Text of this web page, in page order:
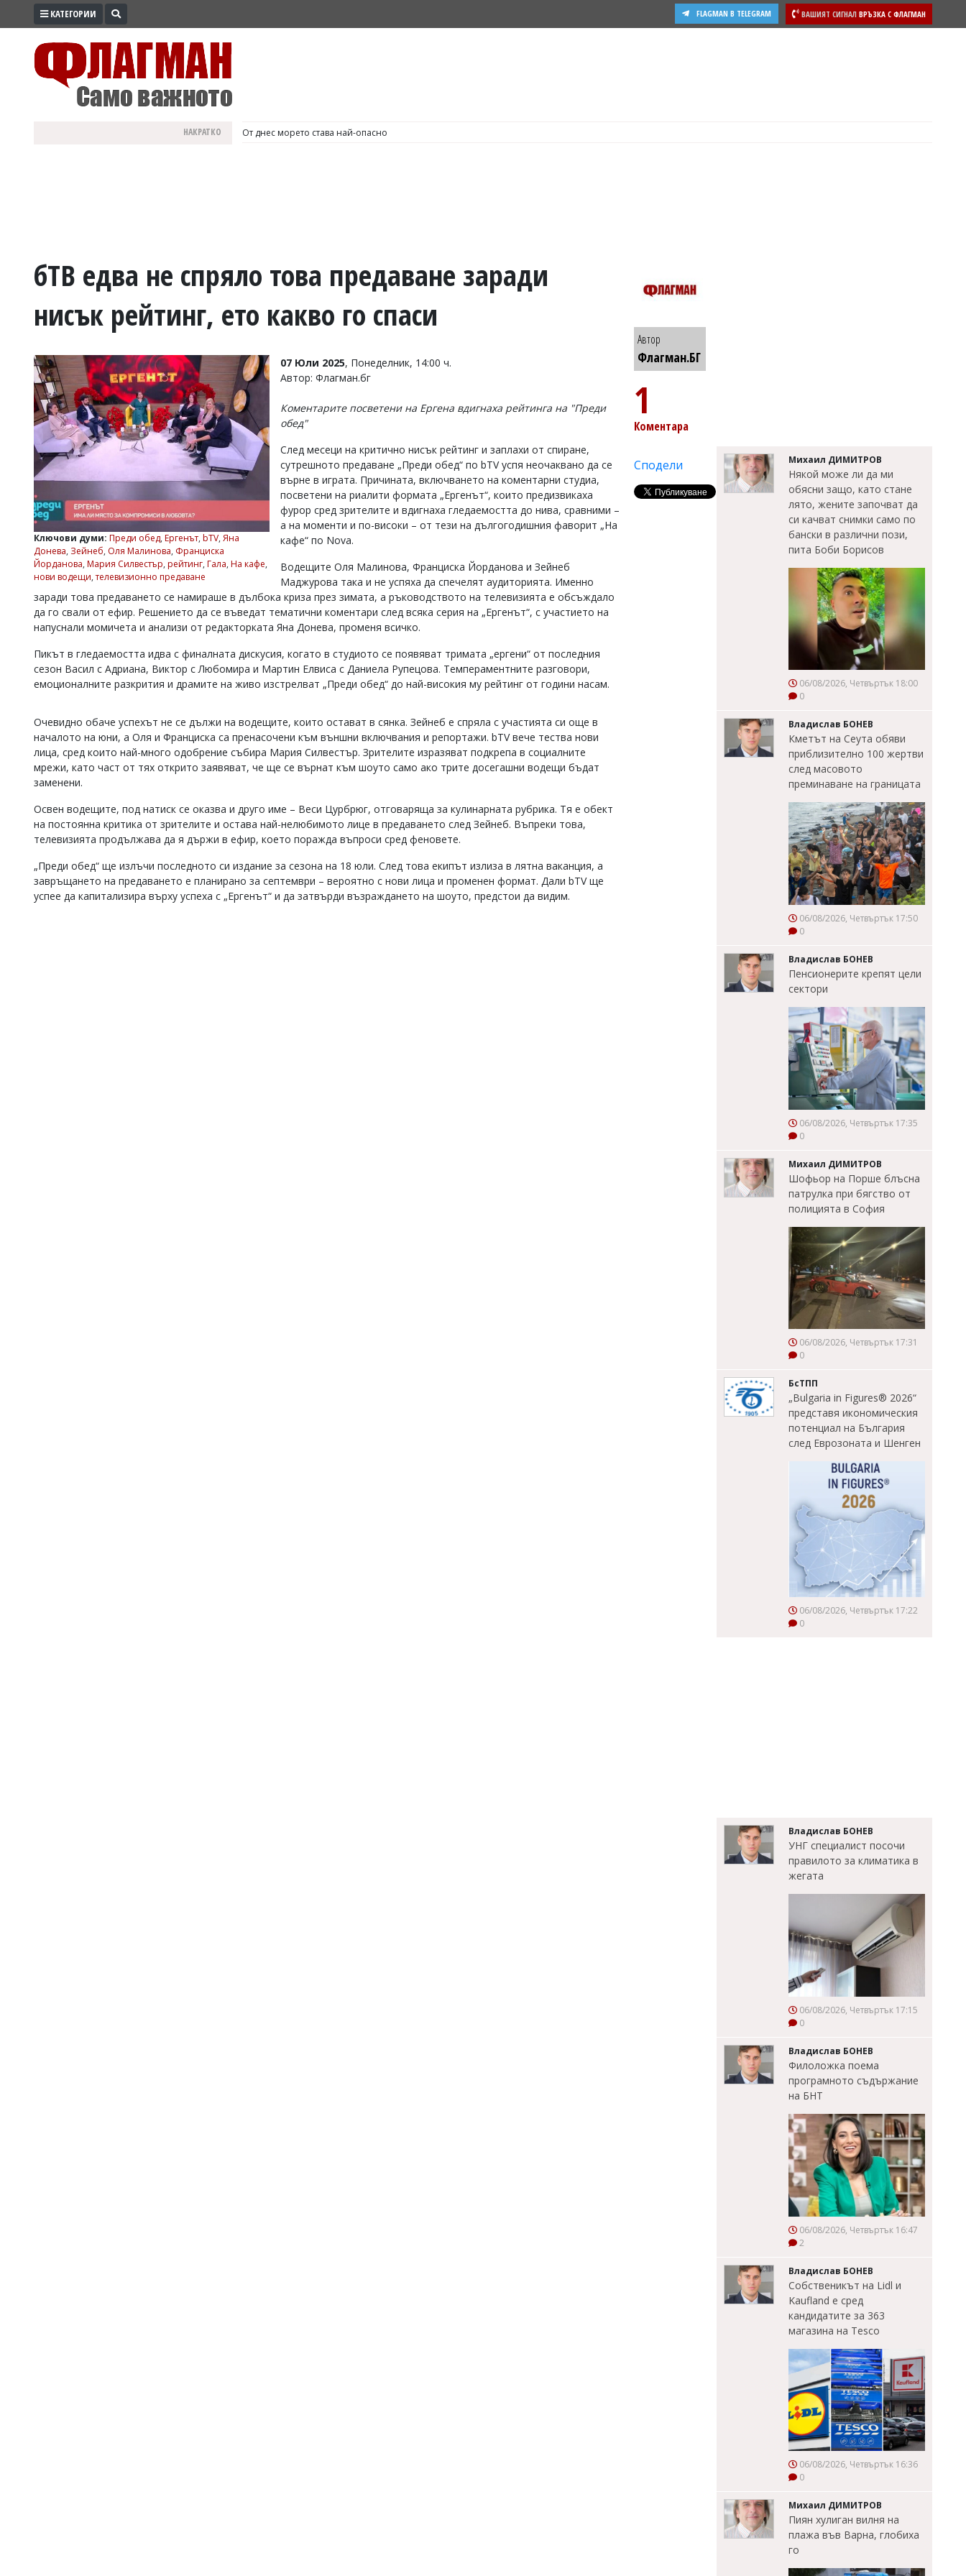
ПРОМО
ЛАЙФСТАЙЛ
ВОЙНАТА
УКРАЙНА
РАЗСЛЕДВАНЕ
БИЗНЕС
Управители:
Веселин
Василев,
v.vasilev@flagman.bg
Касабова,
k.kassabova@flagman.bg
Главен
редактор:
office@flagman.bg
Коментарите
статиите
читателите
редакцията
обиден
коментар,
КАТЕГОРИИ ВАШИЯТ СИГНАЛ ВРЪЗКА С ФЛАГМАН
FLAGMAN В TELEGRAM
НАКРАТКО България е №1 в ЕС по пушене на цигари
бТВ едва не спряло това предаване заради
нисък рейтинг, ето какво го спаси
Ключови думи: Преди обед, Ергенът, bTV, Яна
Донева, Зейнеб, Оля Малинова, Франциска
Йорданова, Мария Силвестър, рейтинг, Гала, На кафе,
нови водещи,телевизионно предаване
07 Юли 2025, Понеделник, 14:00 ч.
Автор: Флагман.бг
Коментарите посветени на Ергена вдигнаха рейтинга на "Преди
обед"
След месеци на критично нисък рейтинг и заплахи от спиране,
сутрешното предаване „Преди обед“ по bTV успя неочаквано да се
върне в играта. Причината, включването на коментарни студиа,
посветени на риалити формата „Ергенът“, които предизвикаха
фурор сред зрителите и вдигнаха гледаемостта до нива, сравними –
а на моменти и по-високи – от тези на дългогодишния фаворит „На
кафе“ по Nova.
Водещите Оля Малинова, Франциска Йорданова и Зейнеб
Маджурова така и не успяха да спечелят аудиторията. Именно
заради това предаването се намираше в дълбока криза през зимата, а ръководството на телевизията е обсъждало
да го свали от ефир. Решението да се въведат тематични коментари след всяка серия на „Ергенът“, с участието на
напуснали момичета и анализи от редакторката Яна Донева, променя всичко.
Пикът в гледаемостта идва с финалната дискусия, когато в студиото се появяват тримата „ергени“ от последния
сезон Васил с Адриана, Виктор с Любомира и Мартин Елвиса с Даниела Рупецова. Темпераментните разговори,
емоционалните разкрития и драмите на живо изстрелват „Преди обед“ до най-високия му рейтинг от години насам.
Очевидно обаче успехът не се дължи на водещите, които остават в сянка. Зейнеб е спряла с участията си още в
началото на юни, а Оля и Франциска са пренасочени към външни включвания и репортажи. bTV вече тества нови
лица, сред които най-много одобрение събира Мария Силвестър. Зрителите изразяват подкрепа в социалните
мрежи, като част от тях открито заявяват, че ще се върнат към шоуто само ако трите досегашни водещи бъдат
заменени.
Освен водещите, под натиск се оказва и друго име – Веси Цурбрюг, отговаряща за кулинарната рубрика. Тя е обект
на постоянна критика от зрителите и остава най-нелюбимото лице в предаването след Зейнеб. Въпреки това,
телевизията продължава да я държи в ефир, което поражда въпроси сред феновете.
„Преди обед“ ще излъчи последното си издание за сезона на 18 юли. След това екипът излиза в лятна ваканция, а
завръщането на предаването е планирано за септември – вероятно с нови лица и променен формат. Дали bTV ще
успее да капитализира върху успеха с „Ергенът“ и да затвърди възраждането на шоуто, предстои да видим.
Автор
Флагман.БГ
1
Коментара
Сподели Михаил ДИМИТРОВ
Някой може ли да ми
обясни защо, като стане
лято, жените започват да
си качват снимки само по
бански в различни пози,
пита Боби Борисов
06/08/2026, Четвъртък 18:00
0
Владислав БОНЕВ
Кметът на Сеута обяви
приблизително 100 жертви
след масовото
преминаване на границата
06/08/2026, Четвъртък 17:50
0
Владислав БОНЕВ
Пенсионерите крепят цели
сектори
06/08/2026, Четвъртък 17:35
0
Михаил ДИМИТРОВ
Шофьор на Порше блъсна
патрулка при бягство от
полицията в София
06/08/2026, Четвъртък 17:31
0
БсТПП
„Bulgaria in Figures® 2026“
представя икономическия
потенциал на България
след Еврозоната и Шенген
06/08/2026, Четвъртък 17:22
0
Владислав БОНЕВ
УНГ специалист посочи
правилото за климатика в
жегата
06/08/2026, Четвъртък 17:15
0
Владислав БОНЕВ
Филоложка поема
програмното съдържание
на БНТ
06/08/2026, Четвъртък 16:47
2
Владислав БОНЕВ
Собственикът на Lidl и
Kaufland е сред
кандидатите за 363
магазина на Tesco
06/08/2026, Четвъртък 16:36
0
Михаил ДИМИТРОВ
Пиян хулиган вилня на
плажа във Варна, глобиха
го